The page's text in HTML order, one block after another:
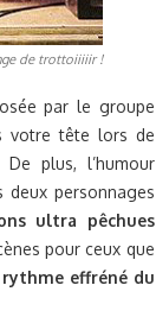
de trottoiiiiir !
par le groupe
votre tête lors de
plus, l’humour
personnages
ultra pêchues
pour ceux que
effréné du